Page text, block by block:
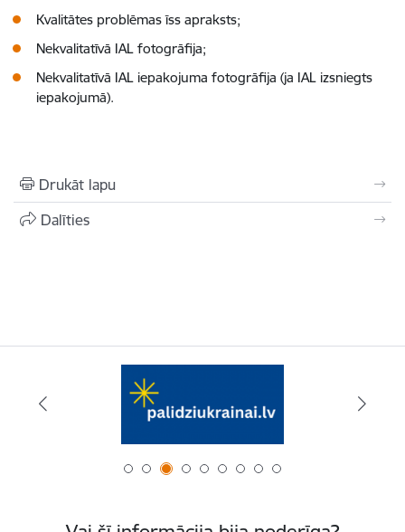
Kvalitātes problēmas īss apraksts;
Nekvalitatīvā IAL fotogrāfija;
Nekvalitatīvā IAL iepakojuma fotogrāfija (ja IAL izsniegts
iepakojumā).
Drukāt lapu
Dalīties